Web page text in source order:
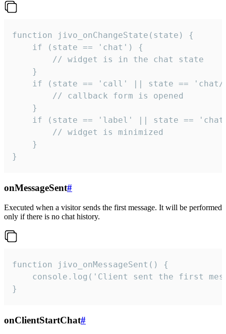
function jivo_onChangeState(state) {
    if (state == 'chat') {
        // widget is in the chat state
    }
if (state == 'call' || state ==
        // callback form is opened
    }
if (state == 'label' || state ==
        // widget is minimized
    }
}
onMessageSent#
Executed when a visitor sends the first message. It will be performed
only if there is no chat history.
function jivo_onMessageSent() {
console.log('Client sent the first
}
onClientStartChat#